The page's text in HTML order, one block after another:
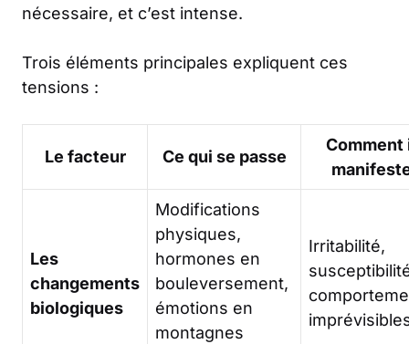
nécessaire, et c’est intense.
Trois éléments principales expliquent ces
tensions :
Le facteur Ce qui se passe
Comment
Les
changements
biologiques
Modifications
physiques,
hormones en
bouleversement,
émotions en
montagnes
Irritabilité,